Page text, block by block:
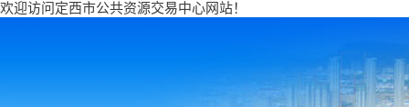
欢迎访问定西市公共资源交易中心网站！